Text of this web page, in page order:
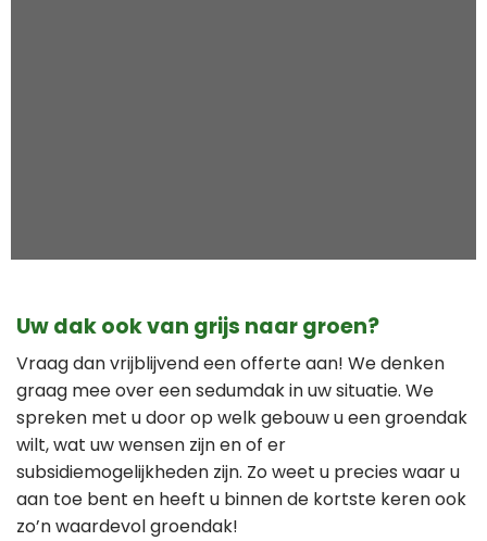
Uw dak ook van grijs naar groen?
Vraag dan vrijblijvend een offerte aan! We denken
graag mee over een sedumdak in uw situatie. We
spreken met u door op welk gebouw u een groendak
wilt, wat uw wensen zijn en of er
subsidiemogelijkheden zijn. Zo weet u precies waar u
aan toe bent en heeft u binnen de kortste keren ook
zo’n waardevol groendak!